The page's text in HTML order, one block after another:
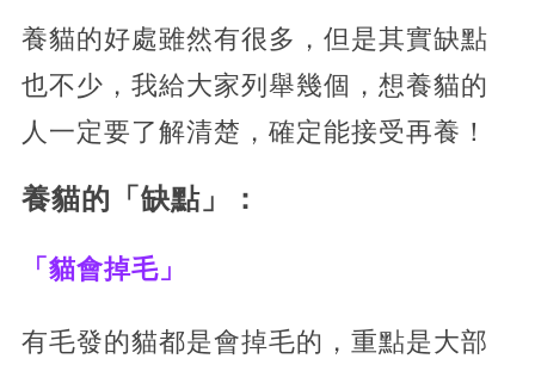
養貓的好處雖然有很多，但是其實缺點
也不少，我給大家列舉幾個，想養貓的
人一定要了解清楚，確定能接受再養！
養貓的「缺點」：
「貓會掉毛」
有毛發的貓都是會掉毛的，重點是大部